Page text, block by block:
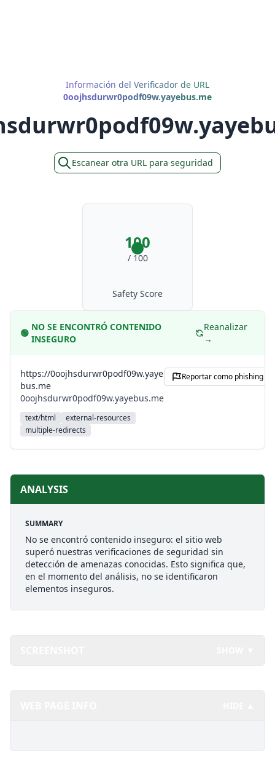
Información del Verificador de URL
0oojhsdurwr0podf09w.yayebus.me
Escanear otra URL para seguridad
100
/ 100
Safety Score
🟢
NO SE ENCONTRÓ CONTENIDO
INSEGURO
Reanalizar
→
https://0oojhsdurwr0podf09w.yaye
bus.me
0oojhsdurwr0podf09w.yayebus.me
text/html
external-resources
multiple-redirects
Reportar como phishing
ANALYSIS
SUMMARY
No se encontró contenido inseguro: el sitio web
superó nuestras verificaciones de seguridad sin
detección de amenazas conocidas. Esto significa que,
en el momento del análisis, no se identificaron
elementos inseguros.